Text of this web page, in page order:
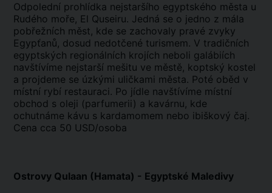
Odpolední prohlídka nejstaršího egyptského města u
Rudého moře, El Quseiru. Jedná se o jedno z mála
pobřežních měst, kde se zachovaly pravé zvyky
Egypťanů, dosud nedotčené turismem. V tradičních
egyptských regionálních krojích neboli galábiích
navštívíme nejstarší mešitu ve městě, koptský kostel
a projdeme se úzkými uličkami města. Poté oběd v
místní rybí restauraci. Po jídle navštívíme místní
obchod s oleji (parfumerii) a kavárnu, kde
ochutnáme kávu s kardamomem nebo ibiškový čaj.
Cena cca 50 USD/osoba
Ostrovy Qulaan (Hamata) - Egyptské Maledivy